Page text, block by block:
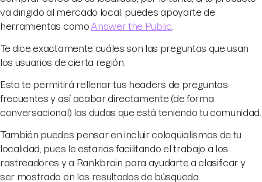
va dirigido al mercado local, puedes apoyarte de
herramientas como Answer the Public
Te dice exactamente cuáles son las preguntas que usan
los usuarios de cierta región.
Esto te permitirá rellenar tus headers de preguntas
frecuentes y así acabar directamente (de forma
conversacional) las dudas que está teniendo tu comunidad.
También puedes pensar en incluir coloquialismos de tu
localidad, pues le estarias facilitando el trabajo a los
rastreadores y a Rankbrain para ayudarte a clasificar y
ser mostrado en los resultados de búsqueda.